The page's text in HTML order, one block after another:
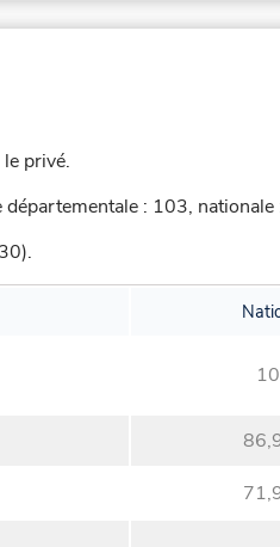
privé.
départementale : 103,